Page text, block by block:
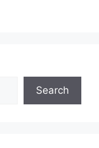
Search